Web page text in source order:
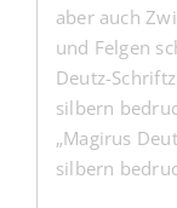
aber auch
und Felgen
Deutz-
silbern
„Magirus
silbern